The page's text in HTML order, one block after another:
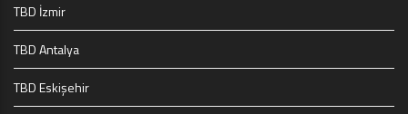
TBD İzmir
TBD Antalya
TBD Eskişehir